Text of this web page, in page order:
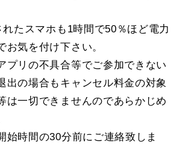
たスマホも1時間で50％ほど電力
お気を付け下さい。
リの不具合等でご参加できない
出の場合もキャンセル料金の対象
は一切できませんのであらかじめ
時間の30分前にご連絡致しま